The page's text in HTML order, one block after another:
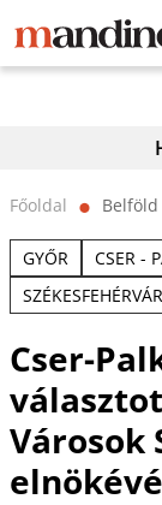
Főoldal ⬤ Belföld
GYŐR CSER -
SZÉKESFEHÉRVÁR
Cser-
Városok
elnökévé